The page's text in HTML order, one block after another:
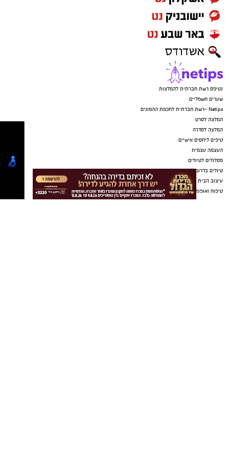
החברות במקהלה כרוכה בתשלום ומחייבת
השתתפות עקבית בחזרות אחת לשבוע.
ראש העירייה, רז קינסטליך: "אני מברך על הקמת
הלהקה המרגשת הזו. בראשון לציון כולם שווים, גם
במוסיקה ולכל אחת ואחד יש מקום. קהילה חזקה
באמת, מורכבת ממפגשים בין אנשים שונים,
מהכלה, משיתוף פעולה ומהיכרות אישית שמורידה
מחסומים ומקרבת לבבות. אני מזמין את תושבות
ותושבי העיר, עם ובלי צרכים מיוחדים, שאוהבים
ויודעים לשיר, לקחת חלק במקהלה ולהגיע להבחן
באודישנים".